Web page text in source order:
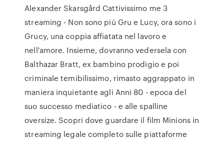
Alexander Skarsgård Cattivissimo me 3
streaming - Non sono più Gru e Lucy, ora sono i
Grucy, una coppia affiatata nel lavoro e
nell'amore. Insieme, dovranno vedersela con
Balthazar Bratt, ex bambino prodigio e poi
criminale temibilissimo, rimasto aggrappato in
maniera inquietante agli Anni 80 - epoca del
suo successo mediatico - e alle spalline
oversize. Scopri dove guardare il film Minions in
streaming legale completo sulle piattaforme